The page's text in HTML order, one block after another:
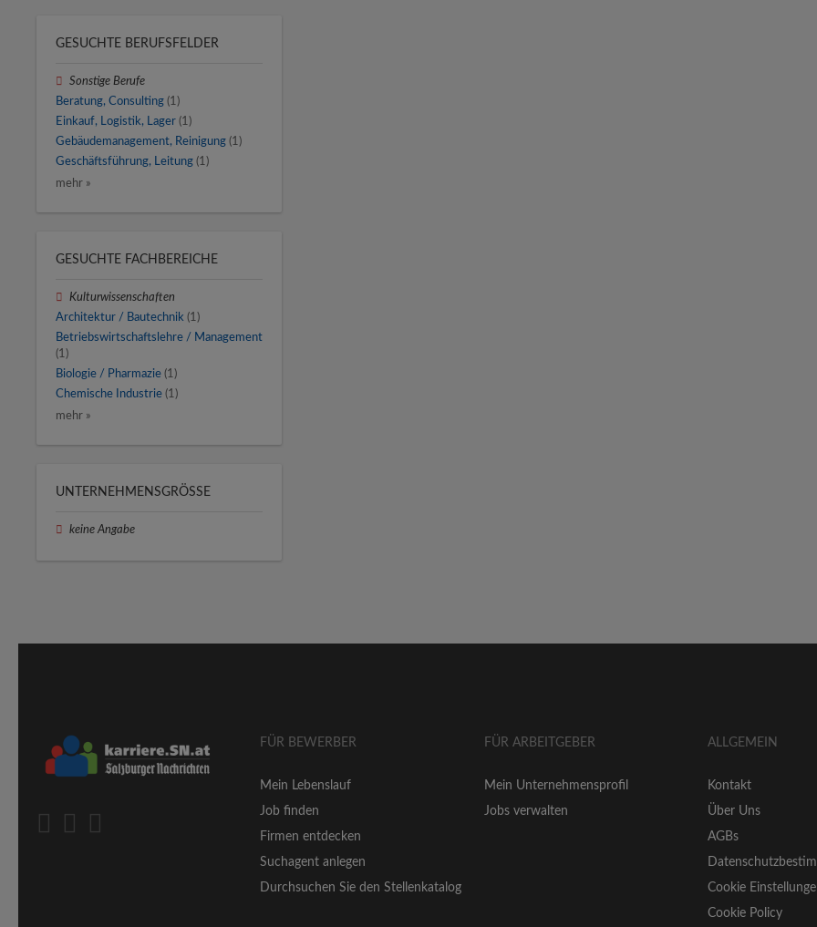
GESUCHTE BERUFSFELDER
Sonstige Berufe
Beratung, Consulting (1)
Einkauf, Logistik, Lager (1)
Gebäudemanagement, Reinigung (1)
Geschäftsführung, Leitung (1)
mehr »
GESUCHTE FACHBEREICHE
Kulturwissenschaften
Architektur / Bautechnik (1)
Betriebswirtschaftslehre / Management
(1)
Biologie / Pharmazie (1)
Chemische Industrie (1)
mehr »
UNTERNEHMENSGRÖSSE
keine Angabe
FÜR BEWERBER
Mein Lebenslauf
Job finden
Firmen entdecken
Suchagent anlegen
Durchsuchen Sie den Stellenkatalog
FÜR ARBEITGEBER
Mein Unternehmensprofil
Jobs verwalten
ALLGEMEIN
Kontakt
Über Uns
AGBs
Cookie
Cookie Policy